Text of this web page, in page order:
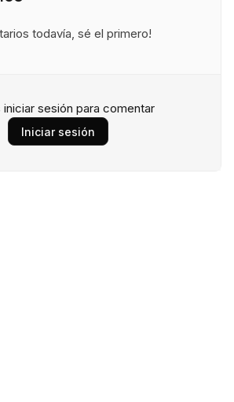
todavía, sé el primero!
iniciar sesión para comentar
Iniciar sesión